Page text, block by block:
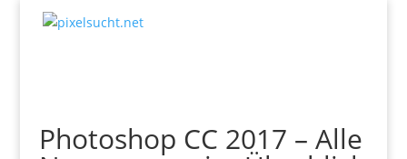
Photoshop CC 2017 – Alle